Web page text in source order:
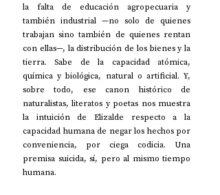
la falta de educación agropecuaria y
también industrial —no solo de quienes
trabajan sino también de quienes rentan
con ellas—, la distribución de los bienes y la
tierra. Sabe de la capacidad atómica,
química y biológica, natural o artificial. Y,
sobre todo, ese canon histórico de
naturalistas, literatos y poetas nos muestra
la intuición de Elizalde respecto a la
capacidad humana de negar los hechos por
conveniencia, por ciega codicia. Una
premisa suicida, sí, pero al mismo tiempo
humana.